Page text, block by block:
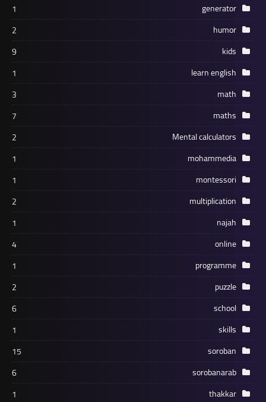
generator
1
humor
2
kids
9
learn english
1
math
3
maths
7
Mental calculators
2
mohammedia
1
montessori
1
multiplication
2
najah
1
online
4
programme
1
puzzle
2
school
6
skills
1
soroban
15
sorobanarab
6
thakkar
1